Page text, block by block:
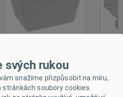
PRODUKTU
svých rukou
snažíme přizpůsobit na míru,
soubory cookies.